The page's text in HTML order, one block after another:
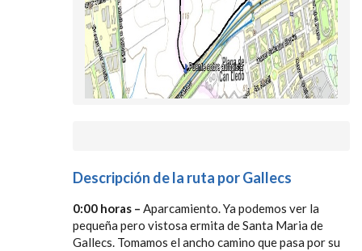
Descripción de la ruta por Gallecs
0:00 horas – Aparcamiento. Ya podemos ver la
pequeña pero vistosa ermita de Santa Maria de
Gallecs. Tomamos el ancho camino que pasa por su